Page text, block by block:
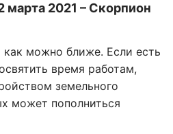
марта 2021 – Скорпион
можно ближе. Если есть
время работам,
земельного
может пополниться